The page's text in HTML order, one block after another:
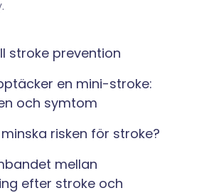
stroke prevention
en mini-stroke:
och symtom
risken för stroke?
mellan
efter stroke och